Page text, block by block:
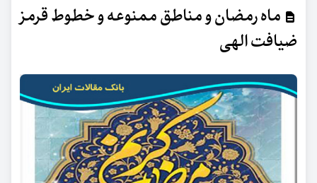
ماه رمضان و مناطق ممنوعه و خطوط قرمز
ضیافت الهی